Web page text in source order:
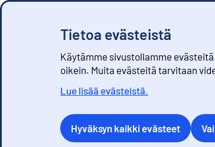
Tietoa evästeistä
Käytämme sivustollamme
oikein. Muita evästeitä tarvitaan
Lue lisää evästeistä.
Hyväksyn kaikki evästeet